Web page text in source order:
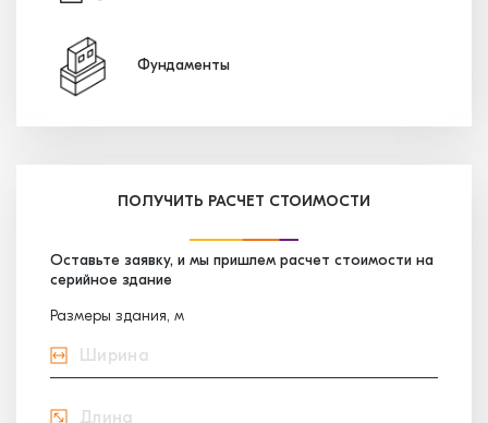
Фундаменты
ПОЛУЧИТЬ РАСЧЕТ СТОИМОСТИ
Оставьте заявку, и мы пришлем расчет стоимости на
серийное здание
Размеры здания, м